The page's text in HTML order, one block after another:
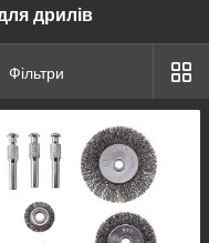
дрилів
Фільтри